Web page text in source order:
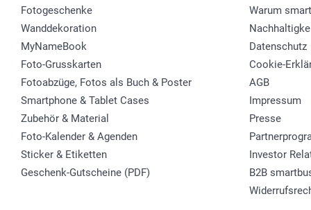
Fotogeschenke
Wanddekoration
MyNameBook
Foto-Grusskarten
Fotoabzüge, Fotos als Buch & Poster
Smartphone & Tablet Cases
Zubehör & Material
Foto-Kalender & Agenden
Sticker & Etiketten
Geschenk-Gutscheine (PDF)
Warum
Datenschutz
Cookie-
AGB
Impressum
Presse
Investor
B2B